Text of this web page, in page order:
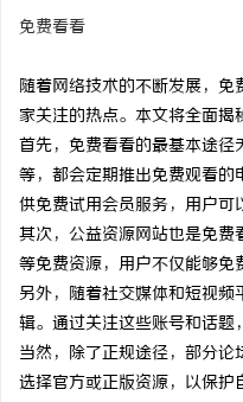
免费看看
随着网络技术的不断发展，
家关注的热点。本文将全面揭
首先，免费看看的最基本途径
等，都会定期推出免费观看的
供免费试用会员服务，用户可
其次，公益资源网站也是免
等免费资源，用户不仅能够免
另外，随着社交媒体和短视
辑。通过关注这些账号和话题
当然，除了正规途径，部分
选择官方或正版资源，以保护